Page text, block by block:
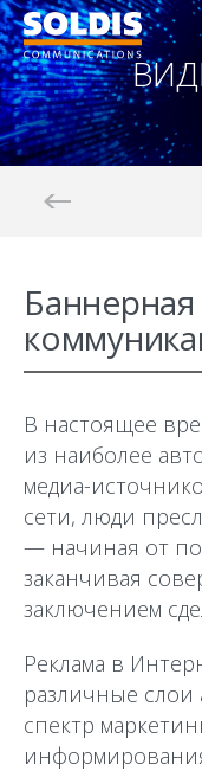
В настоящее
из наиболее
медиа-
сети, люди
— начиная от
заканчивая
заключением
Реклама в
различные
спектр